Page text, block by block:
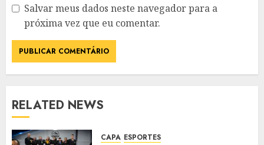
Salvar meus dados neste navegador para a
próxima vez que eu comentar.
RELATED NEWS
CAPA ESPORTES